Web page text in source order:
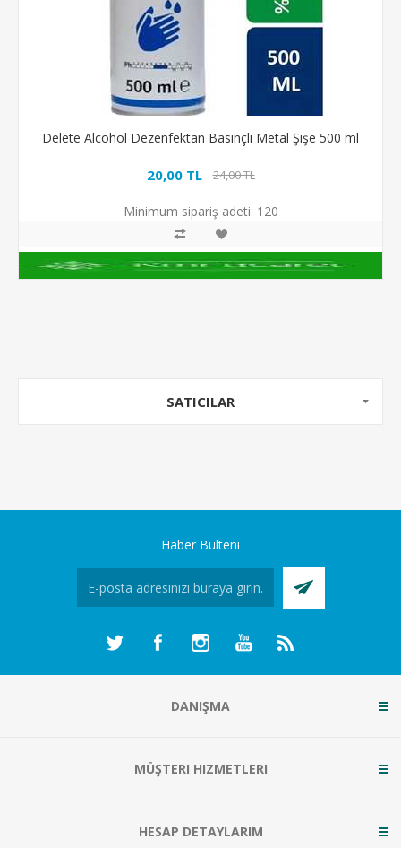
Delete Alcohol Dezenfektan Basınçlı Metal Şişe 500 ml
20,00 TL 24,00 TL
Minimum sipariş adeti: 120
SATICILAR
Haber Bülteni
DANIŞMA
MÜŞTERI HIZMETLERI
HESAP DETAYLARIM